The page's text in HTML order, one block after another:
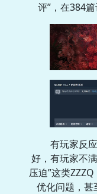
评”，在384
有玩家反
好，有玩家不
压迫”这类
优化问题，甚